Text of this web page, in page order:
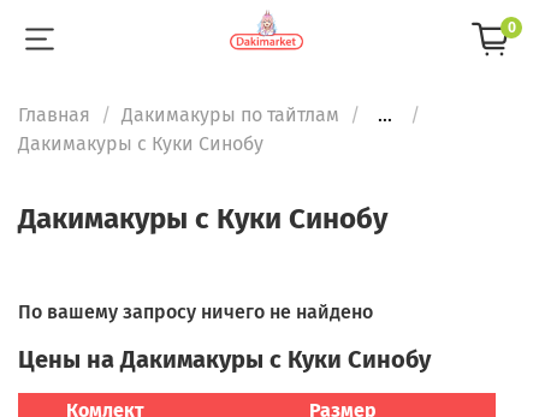
0
Главная Дакимакуры по тайтлам
...
Дакимакуры с Куки Синобу
Дакимакуры с Куки Синобу
По вашему запросу ничего не найдено
Цены на Дакимакуры с Куки Синобу
Комлект Размер